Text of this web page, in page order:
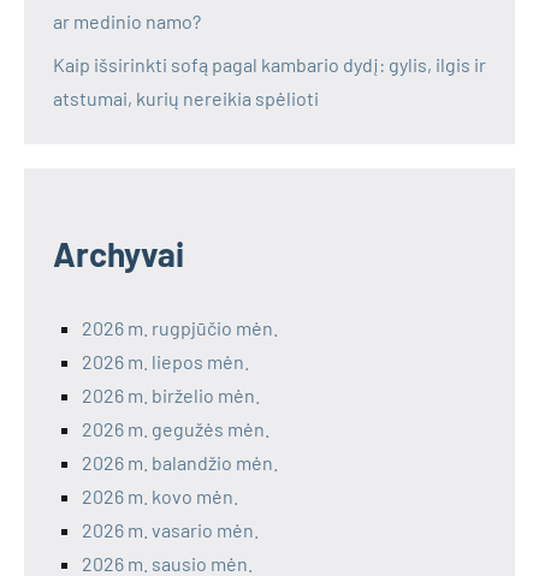
ar medinio namo?
Kaip išsirinkti sofą pagal kambario dydį: gylis, ilgis ir
atstumai, kurių nereikia spėlioti
Archyvai
2026 m. rugpjūčio mėn.
2026 m. liepos mėn.
2026 m. birželio mėn.
2026 m. gegužės mėn.
2026 m. balandžio mėn.
2026 m. kovo mėn.
2026 m. vasario mėn.
2026 m. sausio mėn.